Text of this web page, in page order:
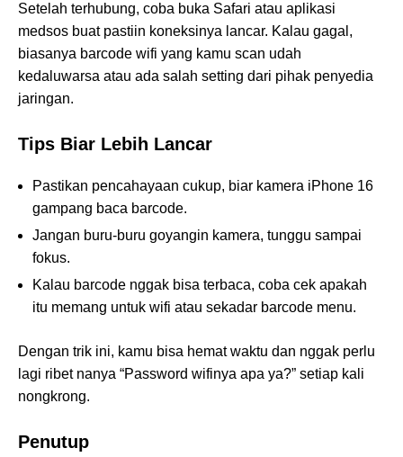
Setelah terhubung, coba buka Safari atau aplikasi
medsos buat pastiin koneksinya lancar. Kalau gagal,
biasanya barcode wifi yang kamu scan udah
kedaluwarsa atau ada salah setting dari pihak penyedia
jaringan.
Tips Biar Lebih Lancar
Pastikan pencahayaan cukup, biar kamera iPhone 16
gampang baca barcode.
Jangan buru-buru goyangin kamera, tunggu sampai
fokus.
Kalau barcode nggak bisa terbaca, coba cek apakah
itu memang untuk wifi atau sekadar barcode menu.
Dengan trik ini, kamu bisa hemat waktu dan nggak perlu
lagi ribet nanya “Password wifinya apa ya?” setiap kali
nongkrong.
Penutup